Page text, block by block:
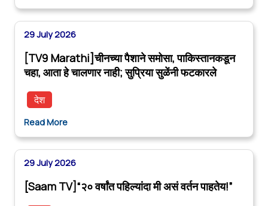
29 July 2026
[TV9 Marathi]चीनच्या पैशाने समोसा, पाकिस्तानकडून
चहा, आता हे चालणार नाही; सुप्रिया सुळेंनी फटकारले
देश
Read More
29 July 2026
[Saam TV]“२० वर्षांत पहिल्यांदा मी असं वर्तन पाहतेय!”